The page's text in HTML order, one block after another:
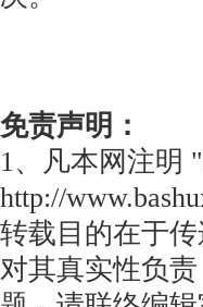
免责声明：
1、凡本网注明
http://
转载目的在于
对其真实性负